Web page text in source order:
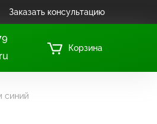
Заказать консультацию
Корзина
синий